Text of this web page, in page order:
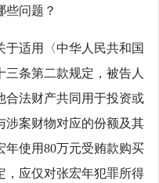
些问题？
适用〈中华人民共和国
条第二款规定，被告人
合法财产共同用于投资或
涉案财物对应的份额及其
年使用80万元受贿款购买
，应仅对张宏年犯罪所得